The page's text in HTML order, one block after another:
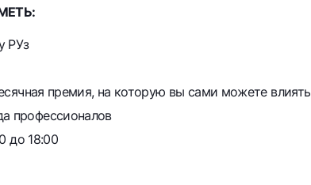
РУз
премия, на которую вы сами можете влиять
профессионалов
до 18:00